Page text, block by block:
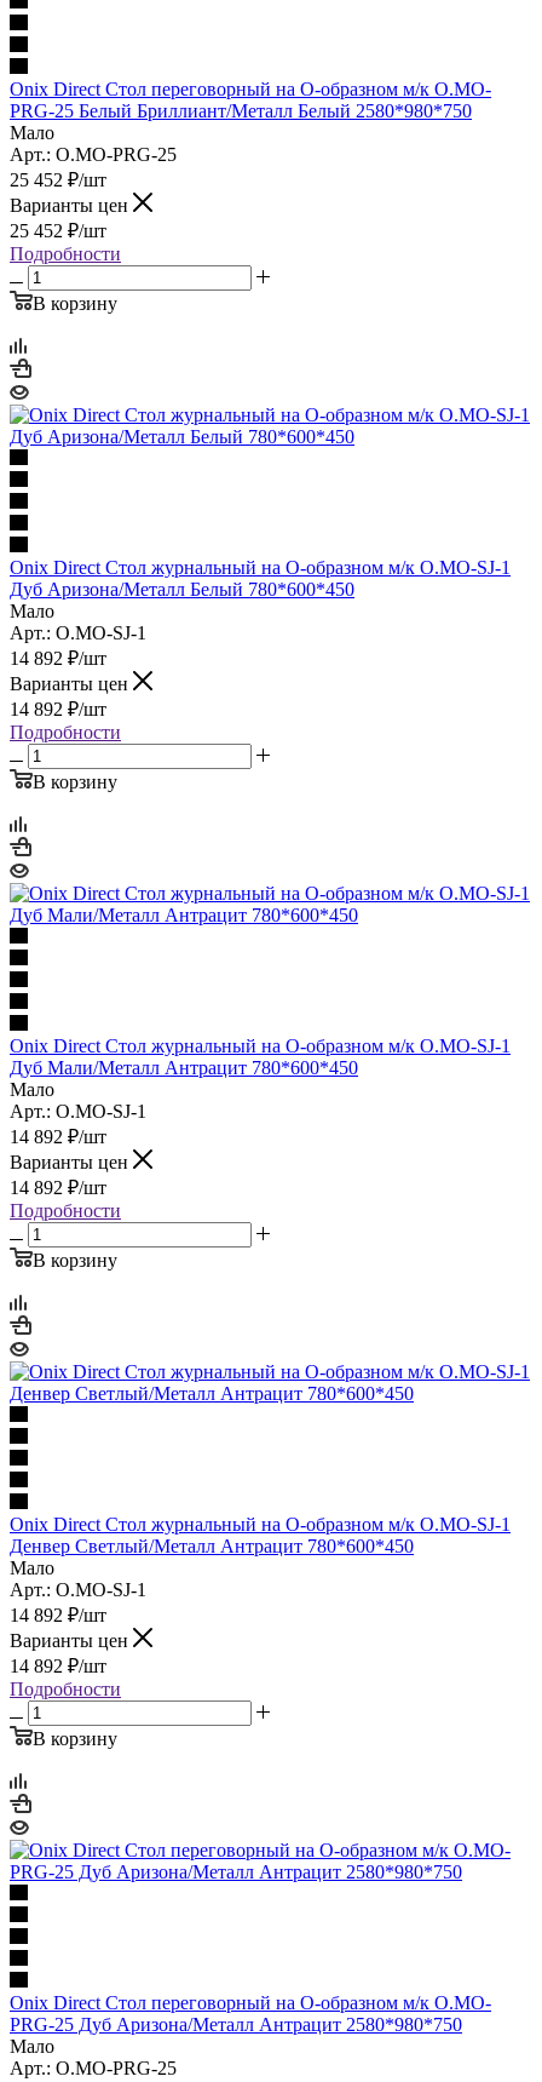
Onix Direct Стол переговорный на О-образном м/к O.MO-
PRG-25 Белый Бриллиант/Металл Белый 2580*980*750
Мало
Арт.: O.MO-PRG-25
25 452 ₽/шт
Варианты цен
25 452 ₽/шт
Подробности
В корзину
Onix Direct Стол журнальный на О-образном м/к O.MO-SJ-1
Дуб Аризона/Металл Белый 780*600*450
Мало
Арт.: O.MO-SJ-1
14 892 ₽/шт
Варианты цен
14 892 ₽/шт
Подробности
В корзину
Onix Direct Стол журнальный на О-образном м/к O.MO-SJ-1
Дуб Мали/Металл Антрацит 780*600*450
Мало
Арт.: O.MO-SJ-1
14 892 ₽/шт
Варианты цен
14 892 ₽/шт
Подробности
В корзину
Onix Direct Стол журнальный на О-образном м/к O.MO-SJ-1
Денвер Светлый/Металл Антрацит 780*600*450
Мало
Арт.: O.MO-SJ-1
14 892 ₽/шт
Варианты цен
14 892 ₽/шт
Подробности
В корзину
Onix Direct Стол переговорный на О-образном м/к O.MO-
PRG-25 Дуб Аризона/Металл Антрацит 2580*980*750
Мало
Арт.: O.MO-PRG-25